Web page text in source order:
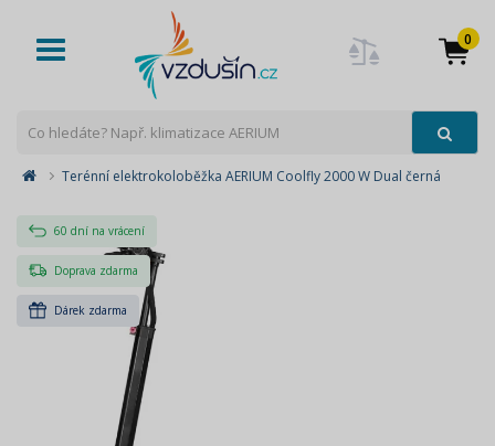
Toggle
0
Terénní elektrokoloběžka AERIUM Coolfly 2000 W Dual černá
60 dní na vrácení
Doprava zdarma
Dárek zdarma